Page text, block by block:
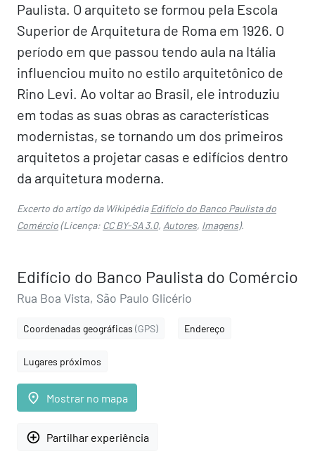
Paulista. O arquiteto se formou pela Escola
Superior de Arquitetura de Roma em 1926. O
período em que passou tendo aula na Itália
influenciou muito no estilo arquitetônico de
Rino Levi. Ao voltar ao Brasil, ele introduziu
em todas as suas obras as características
modernistas, se tornando um dos primeiros
arquitetos a projetar casas e edifícios dentro
da arquitetura moderna.
Excerto do artigo da WikipédiaEdifício do Banco Paulista do
Comércio(Licença: CC BY-SA 3.0, Autores, Imagens).
Edifício do Banco Paulista do Comércio
Rua Boa Vista, São Paulo Glicério
Coordenadas geográficas (GPS) Endereço
Lugares próximos
place Mostrar no mapa
add_circle_outline Partilhar experiência